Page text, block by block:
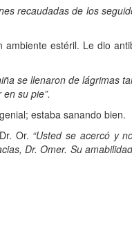
recaudadas de los
estéril. Le dio
se llenaron de lágrimas
su pie”.
estaba sanando bien.
Or. “Usted se acercó y
Dr. Omer. Su